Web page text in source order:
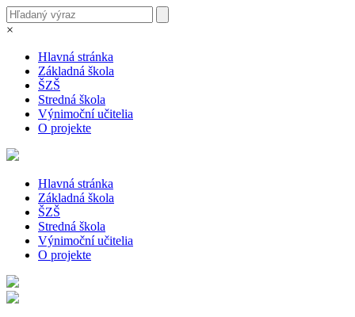
×
Hlavná stránka
Základná škola
ŠZŠ
Stredná škola
Výnimoční učitelia
O projekte
Hlavná stránka
Základná škola
ŠZŠ
Stredná škola
Výnimoční učitelia
O projekte